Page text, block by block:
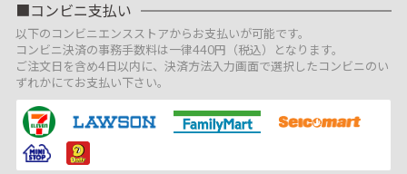
コンビニ支払い
以下のコンビニエンスストアからお支払いが可能です。
コンビニ決済の事務手数料は一律440円（税込）となります。
ご注文日を含め4日以内に、決済方法入力画面で選択したコンビニのい
ずれかにてお支払い下さい。